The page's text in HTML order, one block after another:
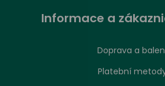
Informace a
Doprava a
Platební